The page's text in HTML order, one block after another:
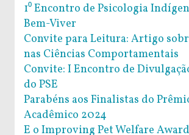
1⁰ Encontro de Psicologia
Bem-Viver
Convite para Leitura: Artigo
nas Ciências Comportamentais
Convite: I Encontro de
do PSE
Parabéns aos Finalistas do
Acadêmico 2024
E o Improving Pet Welfare